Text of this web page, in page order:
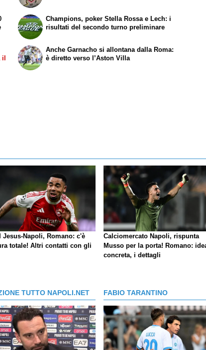
Champions, poker Stella Rossa e Lech: i
risultati del secondo turno preliminare
Anche Garnacho si allontana dalla Roma:
è diretto verso l’Aston Villa
Jesus-Napoli, Romano: c'è
totale! Altri contatti con gli
Calciomercato Napoli, rispunta
Musso per la porta! Romano:
concreta, i dettagli
TUTTO NAPOLI.NET FABIO TARANTINO